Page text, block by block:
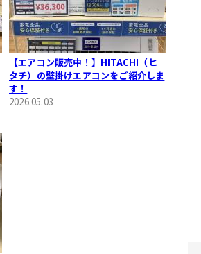
【エアコン販売中！】HITACHI（ヒ
タチ）の壁掛けエアコンをご紹介しま
す！
2026.05.03